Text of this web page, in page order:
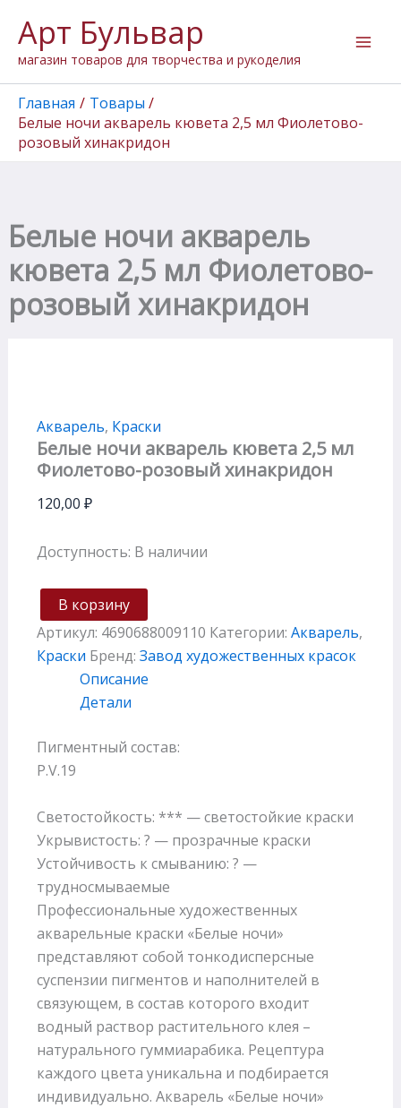
содержимому
Арт Бульвар
магазин товаров для творчества и рукоделия
Главная
Товары
Белые ночи акварель кювета 2,5 мл Фиолетово-
розовый хинакридон
Белые ночи акварель
кювета 2,5 мл Фиолетово-
розовый хинакридон
Акварель, Краски
Белые ночи акварель кювета 2,5 мл
Фиолетово-розовый хинакридон
120,00 ₽
Доступность: В наличии
товара
Белые
ночи
акварель
кювета
мл
Фиолетово-
В корзину
Артикул: 4690688009110 Категории: Акварель,
Краски Бренд: Завод художественных красок
Описание
Детали
Пигментный состав:
P.V.19
Светостойкость: *** — светостойкие краски
Укрывистость: ? — прозрачные краски
Устойчивость к смыванию: ? —
трудносмываемые
Профессиональные художественных
акварельные краски «Белые ночи»
представляют собой тонкодисперсные
суспензии пигментов и наполнителей в
связующем, в состав которого входит
водный раствор растительного клея –
натурального гуммиарабика. Рецептура
каждого цвета уникальна и подбирается
индивидуально. Акварель «Белые ночи»